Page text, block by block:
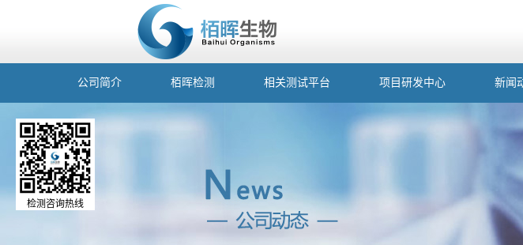
公司简介 栢晖检测 相关测试平台 项目研发中心 新闻
检测咨询热线